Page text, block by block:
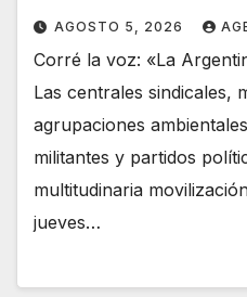
AGOSTO 5, 2026
Corré la voz: «La
Las centrales sindicales,
agrupaciones
militantes y partidos
multitudinaria
jueves…